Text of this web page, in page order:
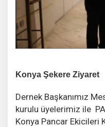
Konya Şekere Ziyaret
Dernek Başkanımız
kurulu üyelerimiz ile
Konya Pancar Ekicileri